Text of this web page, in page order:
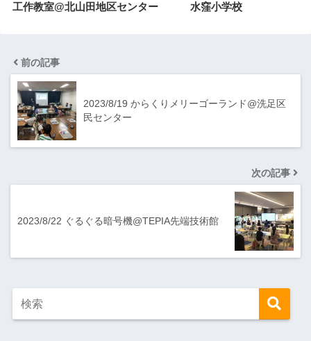
工作教室@北山田地区センター
水窪小学校
前の記事
2023/8/19 からくりメリーゴーランド@洗足区
民センター
次の記事
2023/8/22 ぐるぐる暗号機@TEPIA先端技術館